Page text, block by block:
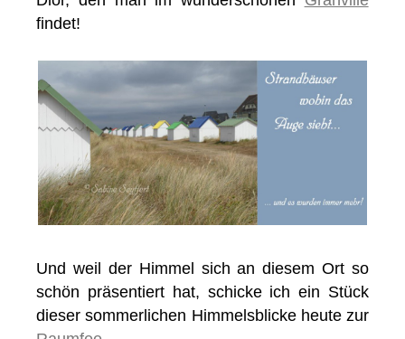
findet!
Und weil der Himmel sich an diesem Ort so
schön präsentiert hat, schicke ich ein Stück
dieser sommerlichen Himmelsblicke heute zur